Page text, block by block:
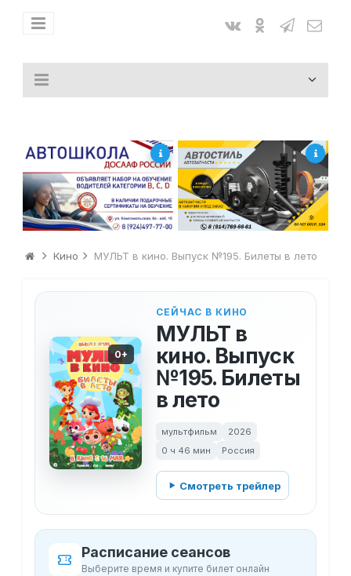
Кино МУЛЬТ в кино. Выпуск №195. Билеты в лето
0+
СЕЙЧАС В КИНО
МУЛЬТ в
кино. Выпуск
№195. Билеты
в лето
мультфильм
2026
0 ч 46 мин
Россия
Смотреть трейлер
Расписание сеансов
Выберите время и купите билет онлайн